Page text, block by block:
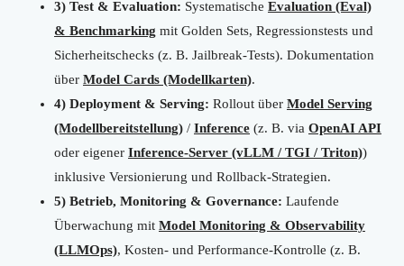
3) Test & Evaluation: Systematische Evaluation (Eval)
& Benchmarking mit Golden Sets, Regressionstests und
Sicherheitschecks (z. B. Jailbreak-Tests). Dokumentation
über Model Cards (Modellkarten).
4) Deployment & Serving: Rollout über Model Serving
(Modellbereitstellung) / Inference (z. B. via OpenAI API
oder eigener Inference-Server (vLLM / TGI / Triton))
inklusive Versionierung und Rollback-Strategien.
5) Betrieb, Monitoring & Governance: Laufende
Überwachung mit Model Monitoring & Observability
(LLMOps), Kosten- und Performance-Kontrolle (z. B.